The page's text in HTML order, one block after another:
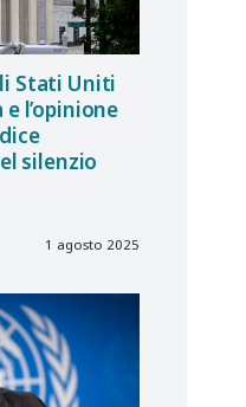
Stati Uniti
e l’opinione
silenzio
1 agosto 2025